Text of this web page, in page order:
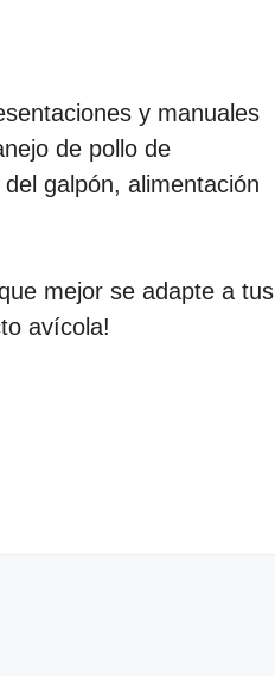
y manuales
de pollo de
galpón, alimentación
mejor se adapte a tus
avícola!